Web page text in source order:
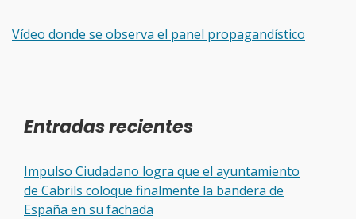
Vídeo donde se observa el panel propagandístico
Entradas recientes
Impulso Ciudadano logra que el ayuntamiento
de Cabrils coloque finalmente la bandera de
España en su fachada